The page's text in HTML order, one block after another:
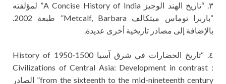
٣. “تاريخ الهند الوجيز A Concise History of India” لمؤلفته
“باربرا توماس ميتكالف Metcalf, Barbara” طبعة 2002.
بالإضافة إلى مصادر تاريخية أخرى عديدة.
٤. “تاريخ الحضارات في شرق آسيا 1500-1950 History of
Civilizations of Central Asia: Development in contrast :
from the sixteenth to the mid-nineteenth century” الصادر